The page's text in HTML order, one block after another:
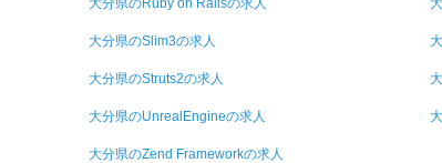
大分県のRuby on Railsの求人
大分県のSlim3の求人
大分県のStruts2の求人
大分県のUnrealEngineの求人
大分県のZend Frameworkの求人